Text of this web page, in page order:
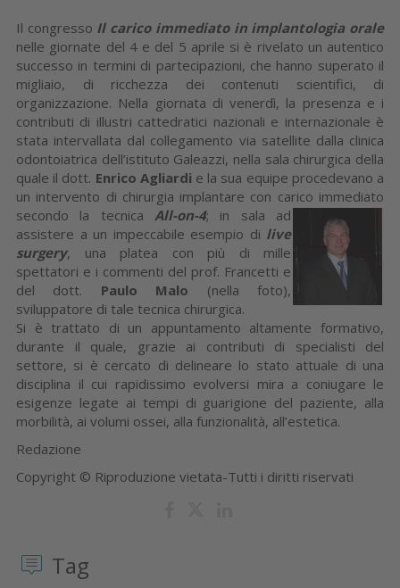
Il congresso Il carico immediato in implantologia orale
nelle giornate del 4 e del 5 aprile si è rivelato un autentico
successo in termini di partecipazioni, che hanno superato il
migliaio, di ricchezza dei contenuti scientifici, di
organizzazione. Nella giornata di venerdì, la presenza e i
contributi di illustri cattedratici nazionali e internazionale è
stata intervallata dal collegamento via satellite dalla clinica
odontoiatrica dell’istituto Galeazzi, nella sala chirurgica della
quale il dott. Enrico Agliardi e la sua equipe procedevano a
un intervento di chirurgia implantare con carico immediato
secondo la tecnica All-on-4; in sala ad
assistere a un impeccabile esempio di live
surgery, una platea con più di mille
spettatori e i commenti del prof. Francetti e
del dott. Paulo Malo (nella foto),
sviluppatore di tale tecnica chirurgica.
Si è trattato di un appuntamento altamente formativo,
durante il quale, grazie ai contributi di specialisti del
settore, si è cercato di delineare lo stato attuale di una
disciplina il cui rapidissimo evolversi mira a coniugare le
esigenze legate ai tempi di guarigione del paziente, alla
morbilità, ai volumi ossei, alla funzionalità, all’estetica.
Redazione
Copyright © Riproduzione vietata-Tutti i diritti riservati
Tag